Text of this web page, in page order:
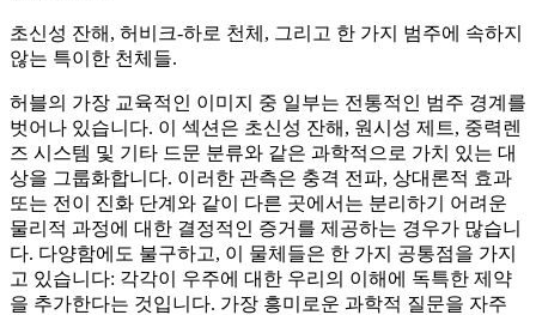
초신성 잔해, 허비크-하로 천체, 그리고 한 가지 범주에 속하지
않는 특이한 천체들.
허블의 가장 교육적인 이미지 중 일부는 전통적인 범주 경계를
벗어나 있습니다. 이 섹션은 초신성 잔해, 원시성 제트, 중력렌
즈 시스템 및 기타 드문 분류와 같은 과학적으로 가치 있는 대
상을 그룹화합니다. 이러한 관측은 충격 전파, 상대론적 효과
또는 전이 진화 단계와 같이 다른 곳에서는 분리하기 어려운
물리적 과정에 대한 결정적인 증거를 제공하는 경우가 많습니
다. 다양함에도 불구하고, 이 물체들은 한 가지 공통점을 가지
고 있습니다: 각각이 우주에 대한 우리의 이해에 독특한 제약
을 추가한다는 것입니다. 가장 흥미로운 과학적 질문을 자주